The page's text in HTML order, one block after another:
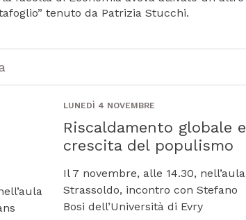
tenuto da Patrizia Stucchi.
LUNEDÌ 4 NOVEMBRE
Riscaldamento globale e
crescita del populismo
Il 7 novembre, alle 14.30, nell’aula
Strassoldo, incontro con Stefano
Bosi dell’Università di Evry